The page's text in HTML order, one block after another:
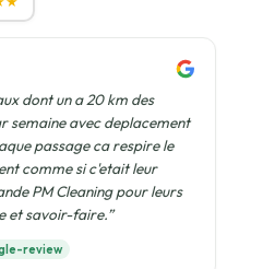
dont un a 20 km des
semaine avec deplacement
passage ca respire le
comme si c'etait leur
PM Cleaning pour leurs
et savoir-faire.”
review